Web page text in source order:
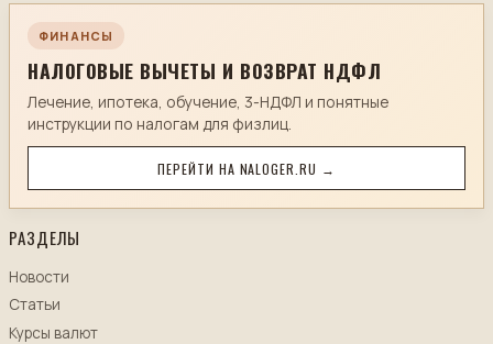
ФИНАНСЫ
НАЛОГОВЫЕ ВЫЧЕТЫ И ВОЗВРАТ НДФЛ
Лечение, ипотека, обучение, 3-НДФЛ и понятные
инструкции по налогам для физлиц.
ПЕРЕЙТИ НА NALOGER.RU →
РАЗДЕЛЫ
Новости
Статьи
Курсы валют